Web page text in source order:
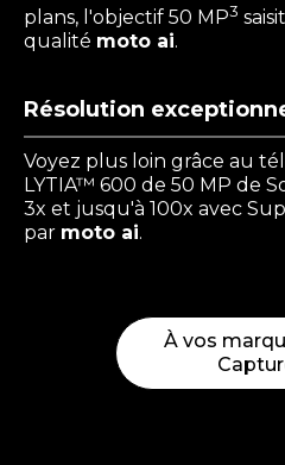
plans, l'objectif 50 MP3
qualité moto ai.
Résolution
Voyez plus loin grâce au
LYTIA™ 600 de 50 MP de
3x et jusqu'à 100x avec
par moto ai.
À vos